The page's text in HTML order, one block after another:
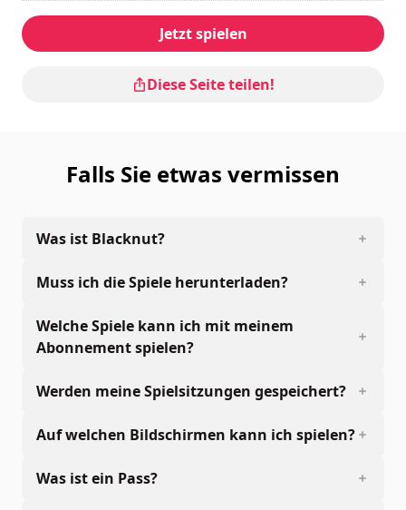
Jetzt spielen
Diese Seite teilen!
Falls Sie etwas vermissen
Was ist Blacknut?
Muss ich die Spiele herunterladen?
Welche Spiele kann ich mit meinem
Abonnement spielen?
Werden meine Spielsitzungen gespeichert?
Auf welchen Bildschirmen kann ich spielen?
Was ist ein Pass?